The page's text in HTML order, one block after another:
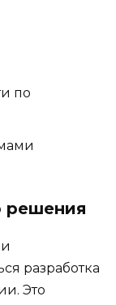
по
решения
разработка
Это